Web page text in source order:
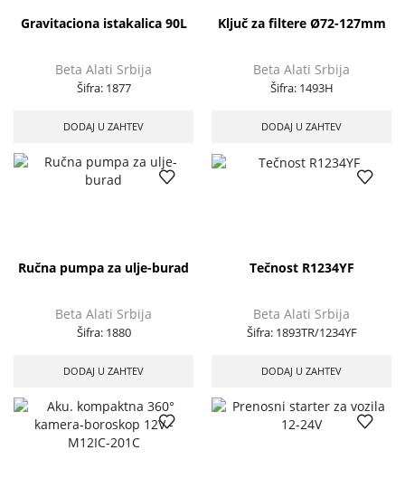
Gravitaciona istakalica 90L
Beta Alati Srbija
Šifra: 1877
DODAJ U ZAHTEV
Ključ za filtere Ø72-127mm
Beta Alati Srbija
Šifra: 1493H
DODAJ U ZAHTEV
Ručna pumpa za ulje-burad
Beta Alati Srbija
Šifra: 1880
DODAJ U ZAHTEV
Tečnost R1234YF
Beta Alati Srbija
Šifra: 1893TR/1234YF
DODAJ U ZAHTEV